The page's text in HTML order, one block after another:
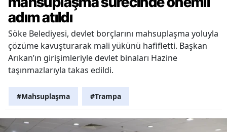
adım atıldı
Söke Belediyesi, devlet borçlarını mahsuplaşma yoluyla
çözüme kavuşturarak mali yükünü hafifletti. Başkan
Arıkan’ın girişimleriyle devlet binaları Hazine
taşınmazlarıyla takas edildi.
#Mahsuplaşma #Trampa